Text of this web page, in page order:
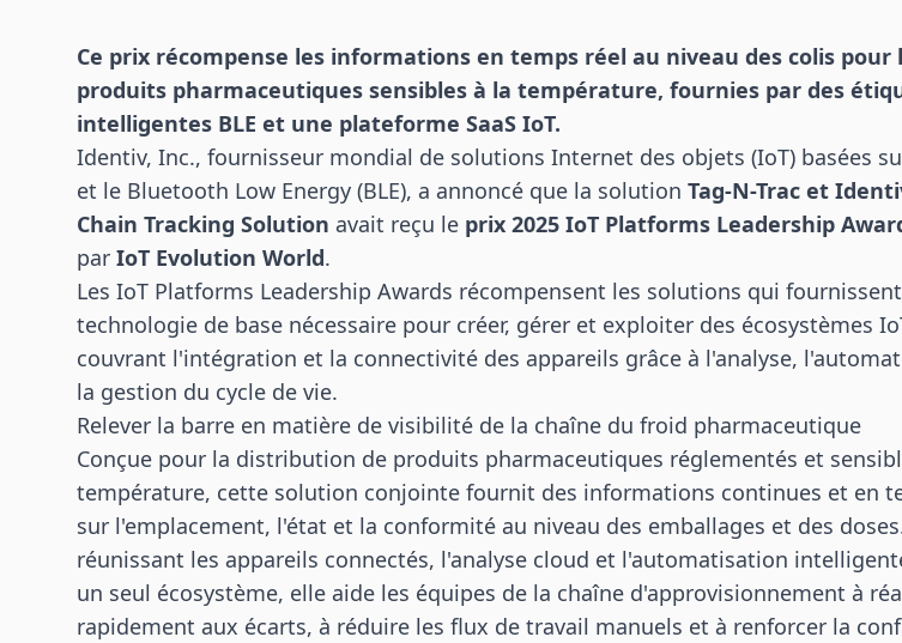
Ce prix récompense les informations en temps réel au niveau des colis pour
produits pharmaceutiques sensibles à la température, fournies par des
intelligentes BLE et une plateforme SaaS IoT.
Identiv, Inc., fournisseur mondial de solutions Internet des objets (IoT) basées
et le Bluetooth Low Energy (BLE), a annoncé que la solution Tag-N-Trac et
Chain Tracking Solution avait reçu le prix 2025 IoT Platforms Leadership
par IoT Evolution World.
Les IoT Platforms Leadership Awards récompensent les solutions qui
technologie de base nécessaire pour créer, gérer et exploiter des écosystèmes
couvrant l'intégration et la connectivité des appareils grâce à l'analyse,
la gestion du cycle de vie.
Relever la barre en matière de visibilité de la chaîne du froid pharmaceutique
Conçue pour la distribution de produits pharmaceutiques réglementés et
température, cette solution conjointe fournit des informations continues et en
sur l'emplacement, l'état et la conformité au niveau des emballages et des
réunissant les appareils connectés, l'analyse cloud et l'automatisation
un seul écosystème, elle aide les équipes de la chaîne d'approvisionnement à
rapidement aux écarts, à réduire les flux de travail manuels et à renforcer la